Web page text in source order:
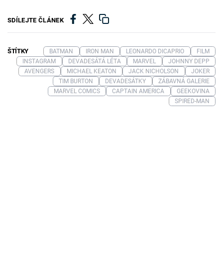
SDÍLEJTE ČLÁNEK
ŠTÍTKY BATMAN IRON MAN LEONARDO DICAPRIO
FILM
INSTAGRAM
DEVADESÁTÁ LÉTA MARVEL
JOHNNY DEPP
AVENGERS
MICHAEL KEATON JACK NICHOLSON
JOKER
TIM BURTON
DEVADESÁTKY
ZÁBAVNÁ GALERIE
MARVEL COMICS
CAPTAIN AMERICA
GEEKOVINA
SPIRED-MAN